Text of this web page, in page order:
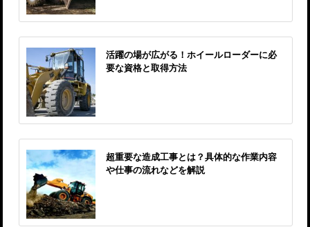
活躍の場が広がる！ホイールローダーに必
要な資格と取得方法
超重要な造成工事とは？具体的な作業内容
や仕事の流れなどを解説